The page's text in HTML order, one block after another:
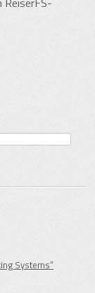
Systems“